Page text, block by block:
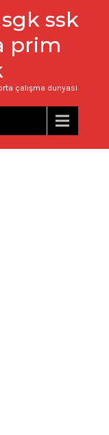
ssk
prim
çalışma dunyasi